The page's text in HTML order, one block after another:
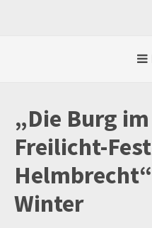
„Die Burg
Freilicht-
Winter